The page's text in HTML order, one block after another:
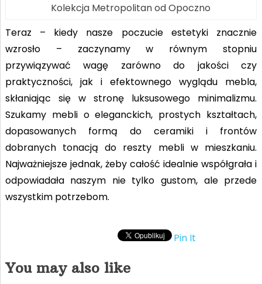
Kolekcja Metropolitan od Opoczno
Teraz – kiedy nasze poczucie estetyki znacznie
wzrosło – zaczynamy w równym stopniu
przywiązywać wagę zarówno do jakości czy
praktyczności, jak i efektownego wyglądu mebla,
skłaniając się w stronę luksusowego minimalizmu.
Szukamy mebli o eleganckich, prostych kształtach,
dopasowanych formą do ceramiki i frontów
dobranych tonacją do reszty mebli w mieszkaniu.
Najważniejsze jednak, żeby całość idealnie współgrała i
odpowiadała naszym nie tylko gustom, ale przede
wszystkim potrzebom.
Pin It
You may also like